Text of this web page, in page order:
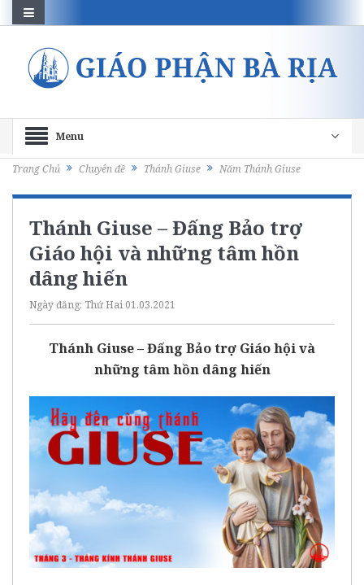
Menu
Trang Chủ Chuyên đề Thánh Giuse Năm Thánh Giuse
Thánh Giuse – Đấng Bảo trợ
Giáo hội và những tâm hồn
dâng hiến
Ngày đăng: Thứ Hai 01.03.2021
Thánh Giuse – Đấng Bảo trợ Giáo hội và
những tâm hồn dâng hiến